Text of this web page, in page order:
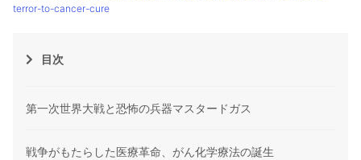
terror-to-cancer-cure
目次
第一次世界大戦と恐怖の兵器マスタードガス
戦争がもたらした医療革命、がん化学療法の誕生